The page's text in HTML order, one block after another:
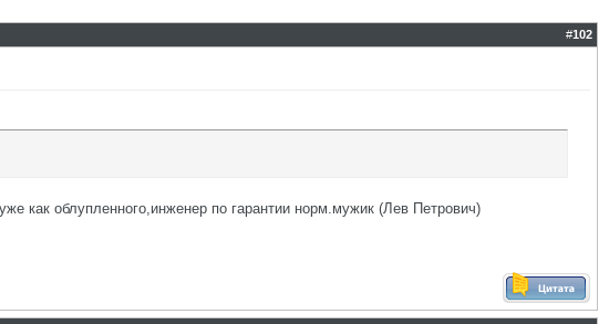
#102
как облупленного,инженер по гарантии норм.мужик (Лев Петрович)